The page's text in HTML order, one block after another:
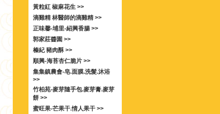
黃粒紅 椒麻花生 >>
滴雞精 林醫師的滴雞精 >>
正味馨-埔里-紹興香腸 >>
郭家莊醬園 >>
榛紀 豬肉酥 >>
順興-海苔杏仁脆片 >>
集集鎮農會-皂.面膜.洗髮.沐浴
>>
竹柏苑-麥芽隨手包.麥芽膏.麥芽
餅 >>
蜜旺果-芒果干.情人果干 >>